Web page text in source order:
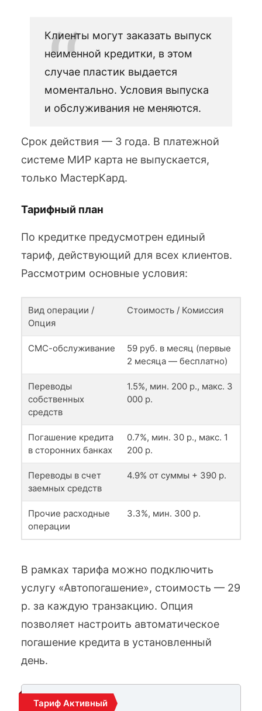
Клиенты могут заказать выпуск
неименной кредитки, в этом
случае пластик выдается
моментально. Условия выпуска
и обслуживания не меняются.
Срок действия — 3 года. В платежной
системе МИР карта не выпускается,
только МастерКард.
Тарифный план
По кредитке предусмотрен единый
тариф, действующий для всех клиентов.
Рассмотрим основные условия:
Вид операции /
Опция
Стоимость / Комиссия
СМС-обслуживание
59 руб. в месяц (первые
2 месяца — бесплатно)
Переводы
собственных
средств
1.5%, мин. 200 р., макс. 3
000 р.
Погашение кредита
в сторонних банках
0.7%, мин. 30 р., макс. 1
200 р.
Переводы в счет
заемных средств
4.9% от суммы + 390 р.
Прочие расходные
операции
3.3%, мин. 300 р.
В рамках тарифа можно подключить
услугу «Автопогашение», стоимость — 29
р. за каждую транзакцию. Опция
позволяет настроить автоматическое
погашение кредита в установленный
день.
Тариф Активный